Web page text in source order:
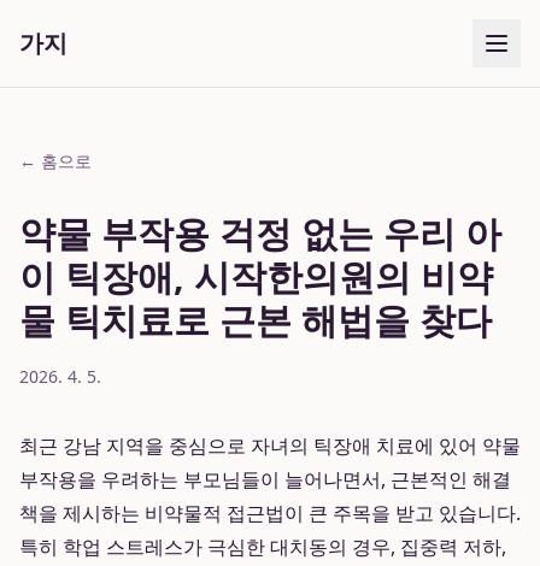
가지
← 홈으로
약물 부작용 걱정 없는 우리 아
이 틱장애, 시작한의원의 비약
물 틱치료로 근본 해법을 찾다
2026. 4. 5.
최근 강남 지역을 중심으로 자녀의 틱장애 치료에 있어 약물
부작용을 우려하는 부모님들이 늘어나면서, 근본적인 해결
책을 제시하는 비약물적 접근법이 큰 주목을 받고 있습니다.
특히 학업 스트레스가 극심한 대치동의 경우, 집중력 저하,